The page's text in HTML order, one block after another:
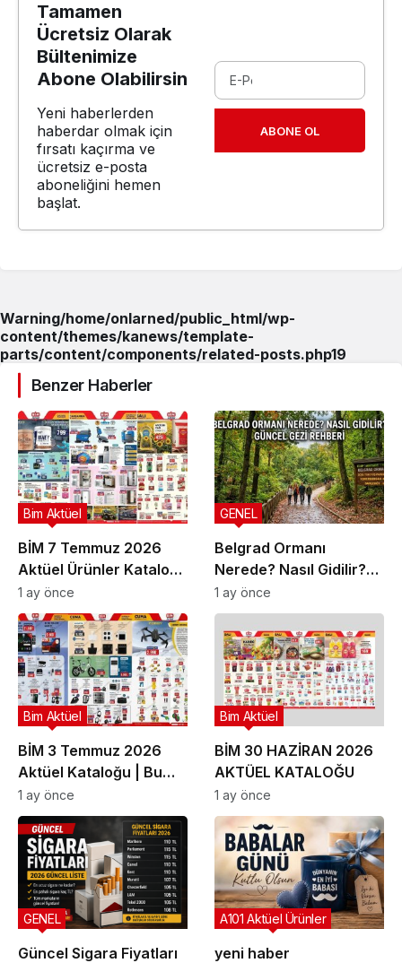
Tamamen
Ücretsiz Olarak
Bültenimize
Abone Olabilirsin
Yeni haberlerden
haberdar olmak için
fırsatı kaçırma ve
ücretsiz e-posta
aboneliğini hemen
başlat.
ABONE OL
Warning/home/onlarned/public_html/wp-
content/themes/kanews/template-
parts/content/components/related-posts.php19
Benzer Haberler
BİM 7 Temmuz 2026
Aktüel Ürünler Kataloğu
| Bu Hafta İndirimde
Olan Ürünler
Bim Aktüel
1 ay önce
Belgrad Ormanı
Nerede? Nasıl Gidilir?
Güncel Gezi Rehberi
GENEL
1 ay önce
BİM 3 Temmuz 2026
Aktüel Kataloğu | Bu
Hafta İndirime Giren
Ürünler
Bim Aktüel
1 ay önce
BİM 30 HAZİRAN 2026
AKTÜEL KATALOĞU
Bim Aktüel
1 ay önce
Güncel Sigara Fiyatları
GENEL
yeni haber
A101 Aktüel Ürünler